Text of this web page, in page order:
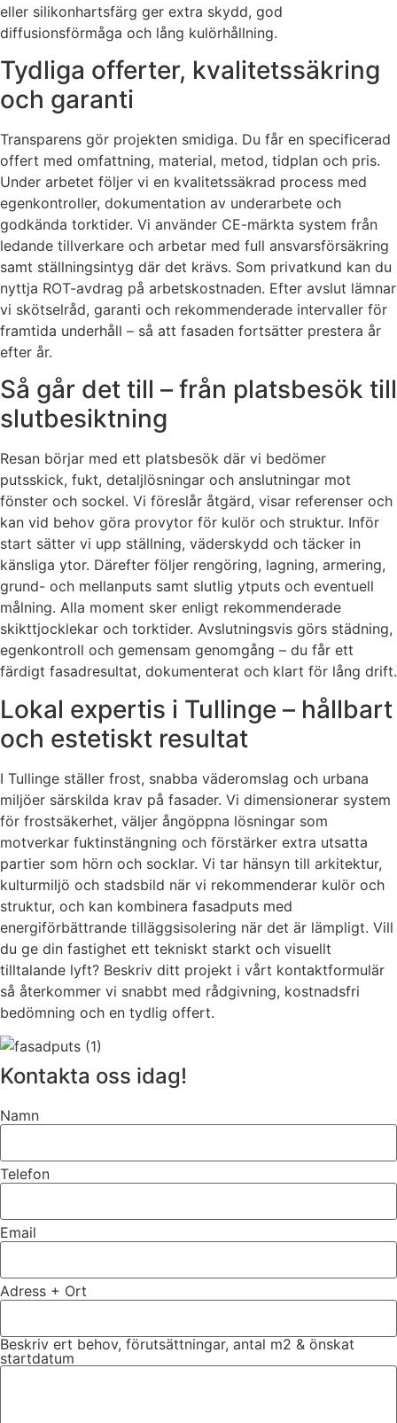
eller silikonhartsfärg ger extra skydd, god
diffusionsförmåga och lång kulörhållning.
Tydliga offerter, kvalitetssäkring
och garanti
Transparens gör projekten smidiga. Du får en specificerad
offert med omfattning, material, metod, tidplan och pris.
Under arbetet följer vi en kvalitetssäkrad process med
egenkontroller, dokumentation av underarbete och
godkända torktider. Vi använder CE-märkta system från
ledande tillverkare och arbetar med full ansvarsförsäkring
samt ställningsintyg där det krävs. Som privatkund kan du
nyttja ROT-avdrag på arbetskostnaden. Efter avslut lämnar
vi skötselråd, garanti och rekommenderade intervaller för
framtida underhåll – så att fasaden fortsätter prestera år
efter år.
Så går det till – från platsbesök till
slutbesiktning
Resan börjar med ett platsbesök där vi bedömer
putsskick, fukt, detaljlösningar och anslutningar mot
fönster och sockel. Vi föreslår åtgärd, visar referenser och
kan vid behov göra provytor för kulör och struktur. Inför
start sätter vi upp ställning, väderskydd och täcker in
känsliga ytor. Därefter följer rengöring, lagning, armering,
grund- och mellanputs samt slutlig ytputs och eventuell
målning. Alla moment sker enligt rekommenderade
skikttjocklekar och torktider. Avslutningsvis görs städning,
egenkontroll och gemensam genomgång – du får ett
färdigt fasadresultat, dokumenterat och klart för lång drift.
Lokal expertis i Tullinge – hållbart
och estetiskt resultat
I Tullinge ställer frost, snabba väderomslag och urbana
miljöer särskilda krav på fasader. Vi dimensionerar system
för frostsäkerhet, väljer ångöppna lösningar som
motverkar fuktinstängning och förstärker extra utsatta
partier som hörn och socklar. Vi tar hänsyn till arkitektur,
kulturmiljö och stadsbild när vi rekommenderar kulör och
struktur, och kan kombinera fasadputs med
energiförbättrande tilläggsisolering när det är lämpligt. Vill
du ge din fastighet ett tekniskt starkt och visuellt
tilltalande lyft? Beskriv ditt projekt i vårt kontaktformulär
så återkommer vi snabbt med rådgivning, kostnadsfri
bedömning och en tydlig offert.
Kontakta oss idag!
Namn
Telefon
Email
Adress + Ort
Beskriv ert behov, förutsättningar, antal m2 & önskat
startdatum